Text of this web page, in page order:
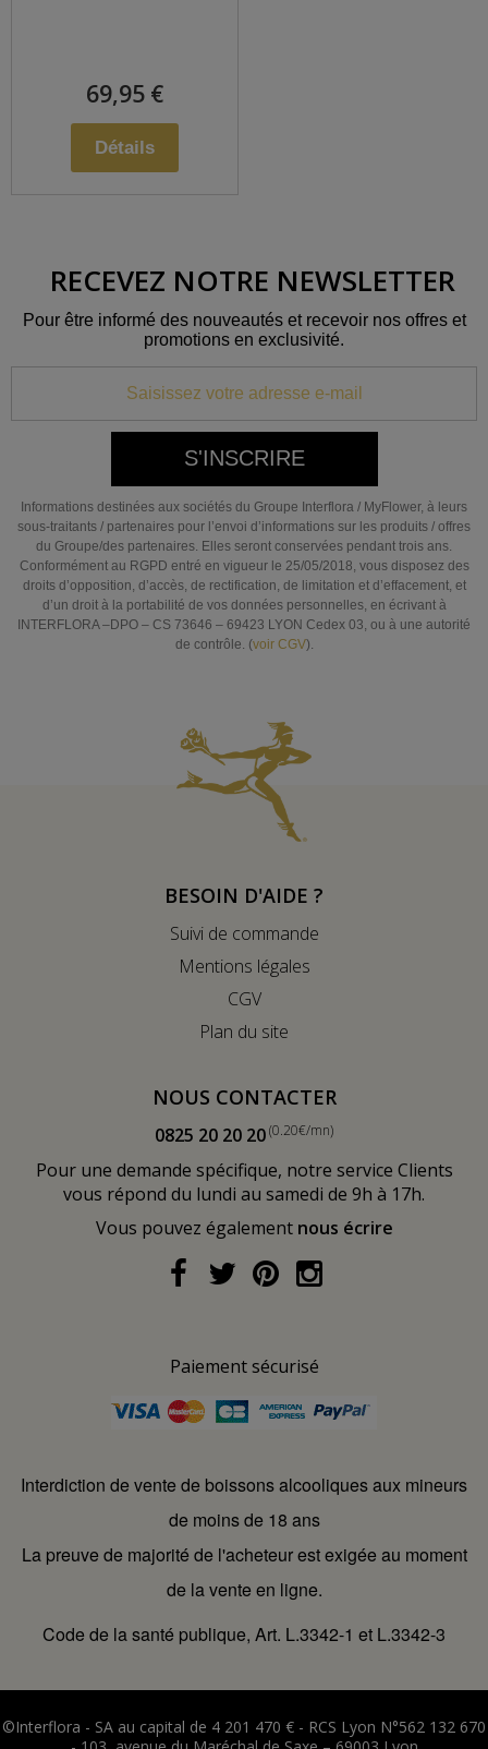
69,95 €
Détails
RECEVEZ NOTRE NEWSLETTER
Pour être informé des nouveautés et recevoir nos offres et
promotions en exclusivité.
S'INSCRIRE
Informations destinées aux sociétés du Groupe Interflora / MyFlower, à leurs
sous-traitants / partenaires pour l’envoi d’informations sur les produits / offres
du Groupe/des partenaires. Elles seront conservées pendant trois ans.
Conformément au RGPD entré en vigueur le 25/05/2018, vous disposez des
droits d’opposition, d’accès, de rectification, de limitation et d’effacement, et
d’un droit à la portabilité de vos données personnelles, en écrivant à
INTERFLORA –DPO – CS 73646 – 69423 LYON Cedex 03, ou à une autorité
de contrôle. (voir CGV).
BESOIN D'AIDE ?
Suivi de commande
Mentions légales
CGV
Plan du site
NOUS CONTACTER
0825 20 20 20(0.20€/mn)
Pour une demande spécifique, notre service Clients
vous répond du lundi au samedi de 9h à 17h.
Vous pouvez également nous écrire
Paiement sécurisé
Interdiction de vente de boissons alcooliques aux mineurs
de moins de 18 ans
La preuve de majorité de l'acheteur est exigée au moment
de la vente en ligne.
Code de la santé publique, Art. L.3342-1 et L.3342-3
©Interflora - SA au capital de 4 201 470 € - RCS Lyon N°562 132 670